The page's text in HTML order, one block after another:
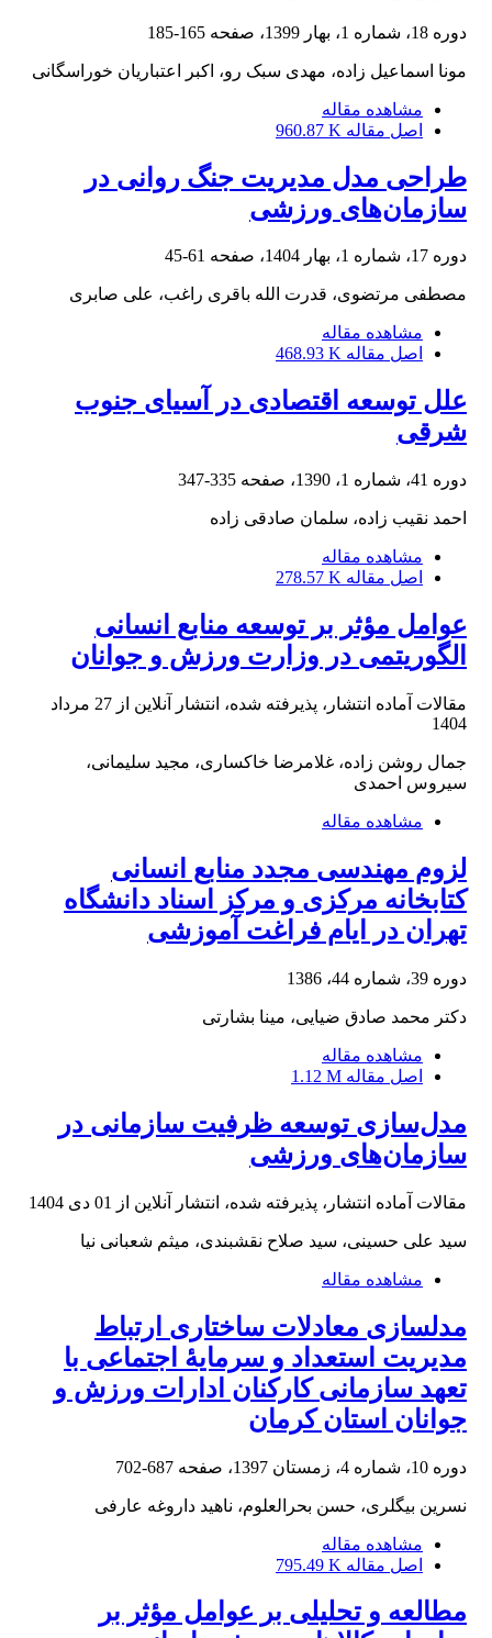
دوره 18، شماره 1، بهار 1399، صفحه 165-185
مونا اسماعیل زاده، مهدی سبک رو، اکبر اعتباریان خوراسگانی
مشاهده مقاله
اصل مقاله 960.87 K
طراحی مدل مدیریت جنگ روانی در
سازمان‌های ورزشی
دوره 17، شماره 1، بهار 1404، صفحه 61-45
مصطفی مرتضوی، قدرت الله باقری راغب، علی صابری
مشاهده مقاله
اصل مقاله 468.93 K
علل توسعه اقتصادی در آسیای جنوب
شرقی
دوره 41، شماره 1، 1390، صفحه 335-347
احمد نقیب زاده، سلمان صادقی زاده
مشاهده مقاله
اصل مقاله 278.57 K
عوامل مؤثر بر توسعه منابع انسانی
الگوریتمی در وزارت ورزش و جوانان
مقالات آماده انتشار، پذیرفته شده، انتشار آنلاین از
27 مرداد
1404
جمال روشن زاده، غلامرضا خاکساری، مجید سلیمانی،
سیروس احمدی
مشاهده مقاله
لزوم مهندسی مجدد منابع انسانی
کتابخانه مرکزی و مرکز اسناد دانشگاه
تهران در ایام فراغت آموزشی
دوره 39، شماره 44، 1386
دکتر محمد صادق ضیایی، مینا بشارتی
مشاهده مقاله
اصل مقاله 1.12 M
مدل‌سازی توسعه ظرفیت سازمانی در
سازمان‌های ورزشی
مقالات آماده انتشار، پذیرفته شده، انتشار آنلاین از 01 دی 1404
سید علی حسینی، سید صلاح نقشبندی، میثم شعبانی نیا
مشاهده مقاله
مدلسازی معادلات ساختاری ارتباط
مدیریت استعداد و سرمایۀ اجتماعی با
تعهد سازمانی کارکنان ادارات ورزش و
جوانان استان کرمان
دوره 10، شماره 4، زمستان 1397، صفحه 687-702
نسرین بیگلری، حسن بحرالعلوم، ناهید داروغه عارفی
مشاهده مقاله
اصل مقاله 795.49 K
مطالعه و تحلیلی بر عوامل مؤثر بر